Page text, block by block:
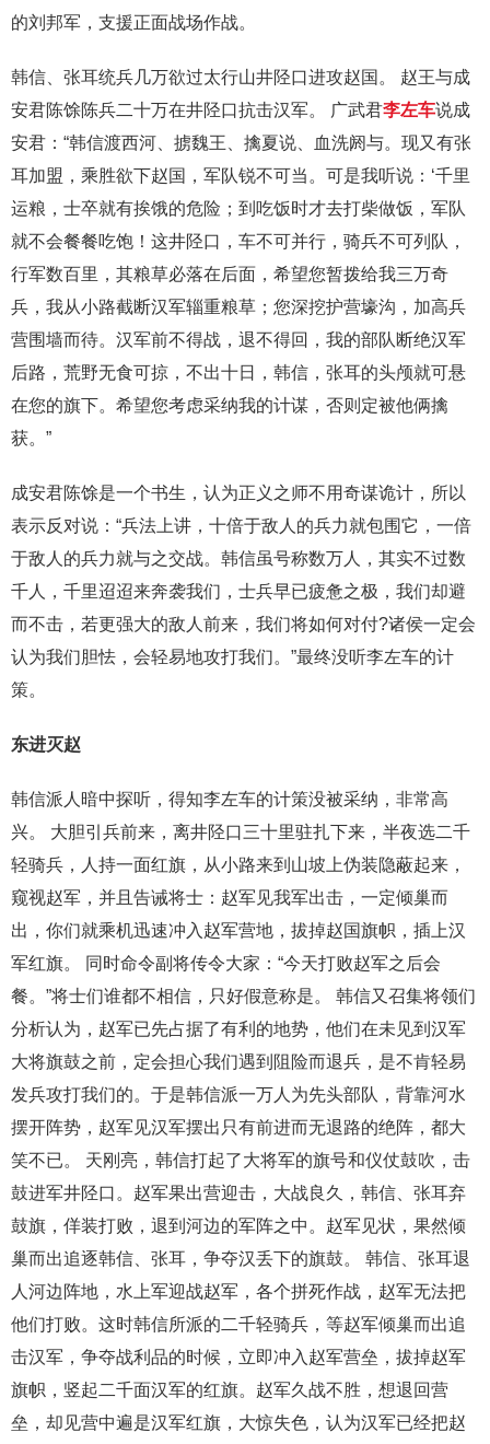
的刘邦军，支援正面战场作战。
韩信、张耳统兵几万欲过太行山井陉口进攻赵国。 赵王与成
安君陈馀陈兵二十万在井陉口抗击汉军。 广武君李左车说成
安君：“韩信渡西河、掳魏王、擒夏说、血洗阏与。现又有张
耳加盟，乘胜欲下赵国，军队锐不可当。可是我听说：‘千里
运粮，士卒就有挨饿的危险；到吃饭时才去打柴做饭，军队
就不会餐餐吃饱！这井陉口，车不可并行，骑兵不可列队，
行军数百里，其粮草必落在后面，希望您暂拨给我三万奇
兵，我从小路截断汉军辎重粮草；您深挖护营壕沟，加高兵
营围墙而待。汉军前不得战，退不得回，我的部队断绝汉军
后路，荒野无食可掠，不出十日，韩信，张耳的头颅就可悬
在您的旗下。希望您考虑采纳我的计谋，否则定被他俩擒
获。”
成安君陈馀是一个书生，认为正义之师不用奇谋诡计，所以
表示反对说：“兵法上讲，十倍于敌人的兵力就包围它，一倍
于敌人的兵力就与之交战。韩信虽号称数万人，其实不过数
千人，千里迢迢来奔袭我们，士兵早已疲惫之极，我们却避
而不击，若更强大的敌人前来，我们将如何对付?诸侯一定会
认为我们胆怯，会轻易地攻打我们。”最终没听李左车的计
策。
东进灭赵
韩信派人暗中探听，得知李左车的计策没被采纳，非常高
兴。 大胆引兵前来，离井陉口三十里驻扎下来，半夜选二千
轻骑兵，人持一面红旗，从小路来到山坡上伪装隐蔽起来，
窥视赵军，并且告诫将士：赵军见我军出击，一定倾巢而
出，你们就乘机迅速冲入赵军营地，拔掉赵国旗帜，插上汉
军红旗。 同时命令副将传令大家：“今天打败赵军之后会
餐。”将士们谁都不相信，只好假意称是。 韩信又召集将领们
分析认为，赵军已先占据了有利的地势，他们在未见到汉军
大将旗鼓之前，定会担心我们遇到阻险而退兵，是不肯轻易
发兵攻打我们的。于是韩信派一万人为先头部队，背靠河水
摆开阵势，赵军见汉军摆出只有前进而无退路的绝阵，都大
笑不已。 天刚亮，韩信打起了大将军的旗号和仪仗鼓吹，击
鼓进军井陉口。赵军果出营迎击，大战良久，韩信、张耳弃
鼓旗，佯装打败，退到河边的军阵之中。赵军见状，果然倾
巢而出追逐韩信、张耳，争夺汉丢下的旗鼓。 韩信、张耳退
人河边阵地，水上军迎战赵军，各个拼死作战，赵军无法把
他们打败。这时韩信所派的二千轻骑兵，等赵军倾巢而出追
击汉军，争夺战利品的时候，立即冲入赵军营垒，拔掉赵军
旗帜，竖起二千面汉军的红旗。赵军久战不胜，想退回营
垒，却见营中遍是汉军红旗，大惊失色，认为汉军已经把赵